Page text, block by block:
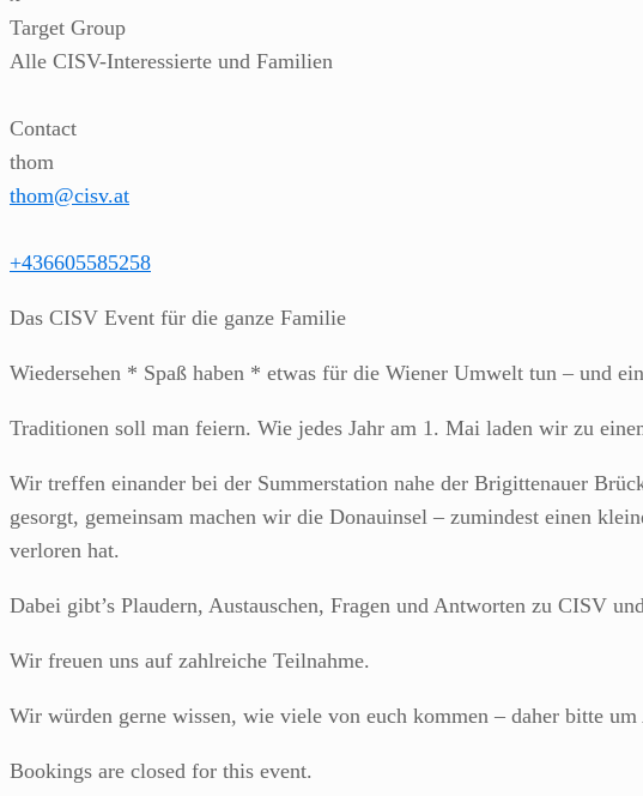
Target Group
Alle CISV-Interessierte und Familien
Contact
thom
thom@cisv.at
+436605585258
Das CISV Event für die ganze Familie
Wiedersehen * Spaß haben * etwas für die Wiener Umwelt tun – und
Traditionen soll man feiern. Wie jedes Jahr am 1. Mai laden wir zu
Wir treffen einander bei der Summerstation nahe der Brigittenauer
gesorgt, gemeinsam machen wir die Donauinsel – zumindest einen
verloren hat.
Dabei gibt’s Plaudern, Austauschen, Fragen und Antworten zu CISV
Wir freuen uns auf zahlreiche Teilnahme.
Wir würden gerne wissen, wie viele von euch kommen – daher bitte
Bookings are closed for this event.